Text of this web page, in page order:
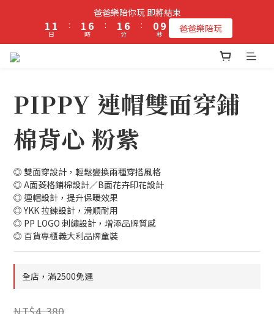
立即加入PIPPY會員即贈$100元購物金!
爸爸樂陪你玩 即將結束
1
0
1
0
日
:
1
0
6
5
1
時
:
2
1
0
7
6
5
1
0
分
:
1
0
9
8
7
3
2
秒 爸爸樂陪玩
PIPPY 連帽雙面穿鋪
棉背心 粉紫
◎ 雙面穿設計，輕鬆變換兩種穿搭風格
◎ A面菱格鋪棉設計／B面花卉印花設計
◎ 連帽設計，提升保暖效果
◎ YKK 拉鍊設計，滑順耐用
◎ PP LOGO 刺繡設計，增添品牌質感
◎ 百貨專櫃義大利品牌童裝
全店，滿2500免運